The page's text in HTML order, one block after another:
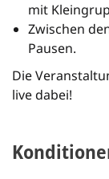
mit
Zwischen
Pausen.
Die
live dabei!